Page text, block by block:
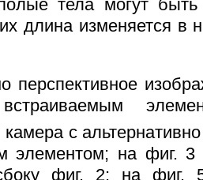
тела могут быть
длина изменяется в
перспективное
камера с
элементом; на фиг. 3
фиг. 2; на фиг.